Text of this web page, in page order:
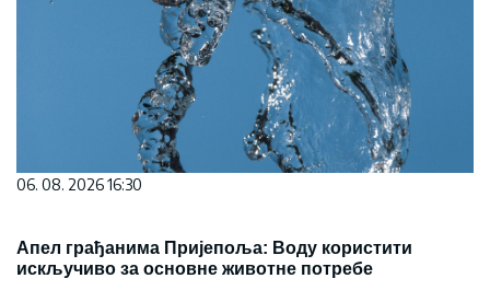
06. 08. 2026 16:30
Апел грађанима Пријепоља: Воду користити
искључиво за основне животне потребе